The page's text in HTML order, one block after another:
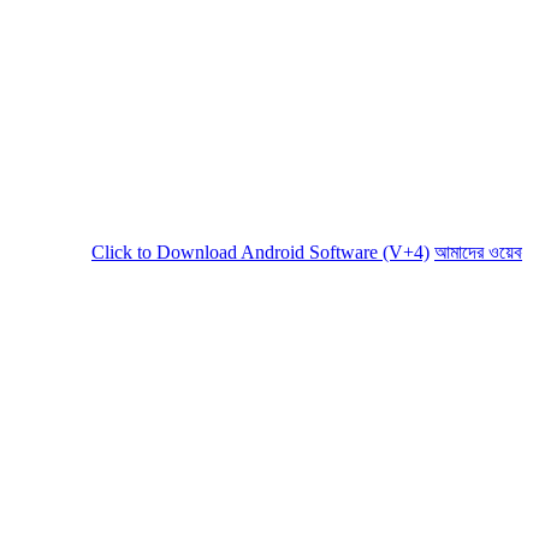
Click to Download Android Software (V+4) আমাদের ওয়েবসাইট